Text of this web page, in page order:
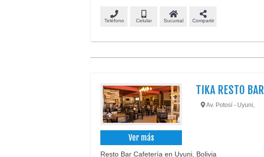
Teléfono Celular Sucursal Compartir
Ver más
TIKA RESTO BAR
Av. Potosí - Uyuni,
Resto Bar Cafetería en Uyuni, Bolivia